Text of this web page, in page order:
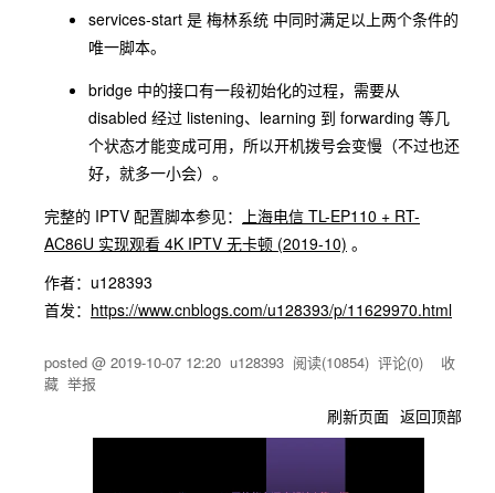
services-start 是 梅林系统 中同时满足以上两个条件的
唯一脚本。
bridge 中的接口有一段初始化的过程，需要从
disabled 经过 listening、learning 到 forwarding 等几
个状态才能变成可用，所以开机拨号会变慢（不过也还
好，就多一小会）。
完整的 IPTV 配置脚本参见：
上海电信 TL-EP110 + RT-
AC86U 实现观看 4K IPTV 无卡顿 (2019-10) 。
作者：u128393
首发： https://www.cnblogs.com/u128393/p/11629970.html
posted @ 2019-10-07 12:20 u128393 阅读(10854) 评论(0) 收
藏 举报
刷新页面 返回顶部